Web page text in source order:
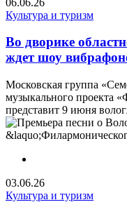
Культура и туризм
Во дворике
ждет шоу
Московская группа
музыкального проекта
представит 9 июня
03.06.26
Культура и туризм